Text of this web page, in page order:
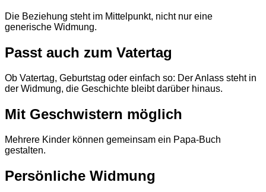
Die Beziehung steht im Mittelpunkt, nicht nur eine
generische Widmung.
Passt auch zum Vatertag
Ob Vatertag, Geburtstag oder einfach so: Der Anlass steht in
der Widmung, die Geschichte bleibt darüber hinaus.
Mit Geschwistern möglich
Mehrere Kinder können gemeinsam ein Papa-Buch
gestalten.
Persönliche Widmung